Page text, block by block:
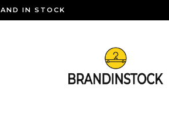
IN STOCK